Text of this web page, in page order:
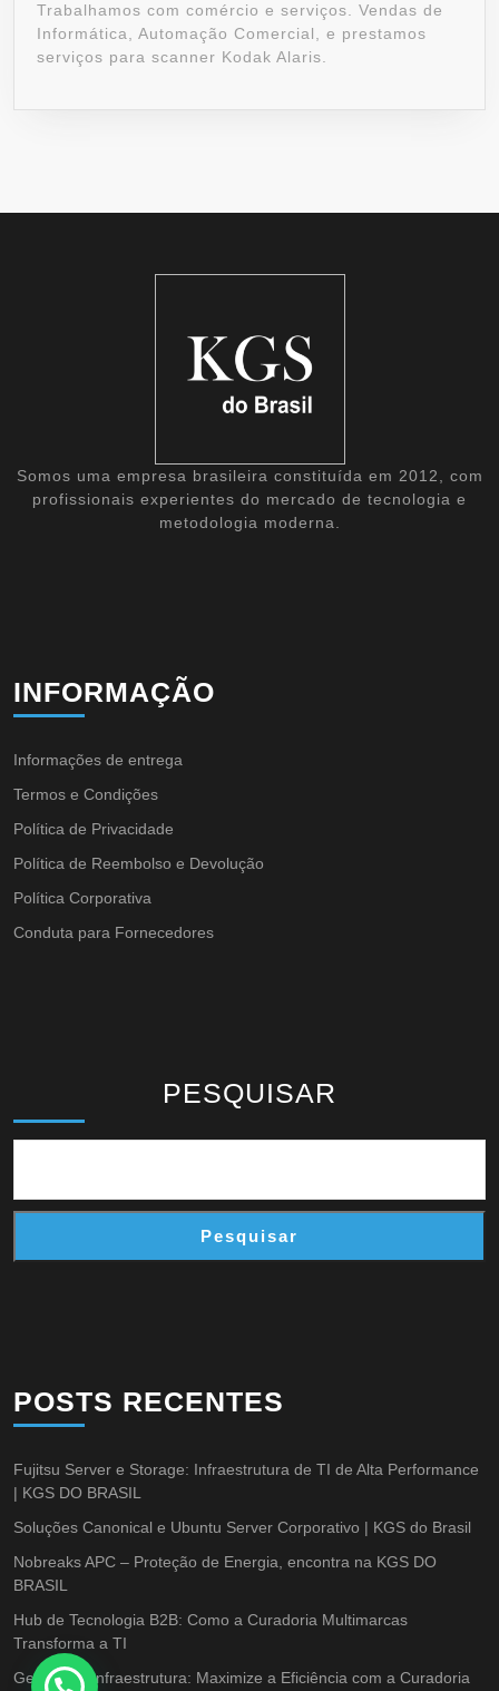
Trabalhamos com comércio e serviços. Vendas de
Informática, Automação Comercial, e prestamos
serviços para scanner Kodak Alaris.
Somos uma empresa brasileira constituída em 2012, com
profissionais experientes do mercado de tecnologia e
metodologia moderna.
INFORMAÇÃO
Informações de entrega
Termos e Condições
Política de Privacidade
Política de Reembolso e Devolução
Política Corporativa
Conduta para Fornecedores
PESQUISAR
Pesquisar
POSTS RECENTES
Fujitsu Server e Storage: Infraestrutura de TI de Alta Performance
| KGS DO BRASIL
Soluções Canonical e Ubuntu Server Corporativo | KGS do Brasil
Nobreaks APC – Proteção de Energia, encontra na KGS DO
BRASIL
Hub de Tecnologia B2B: Como a Curadoria Multimarcas
Transforma a TI
Gestão de Infraestrutura: Maximize a Eficiência com a Curadoria